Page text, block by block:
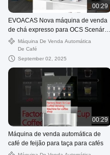
00:29
EVOACAS Nova máquina de venda
de chá expresso para OCS Scenário
Máquina automática de venda de
café
Máquina De Venda Automática
De Café
September 02, 2025
00:29
Máquina de venda automática de
café de feijão para taça para cafés